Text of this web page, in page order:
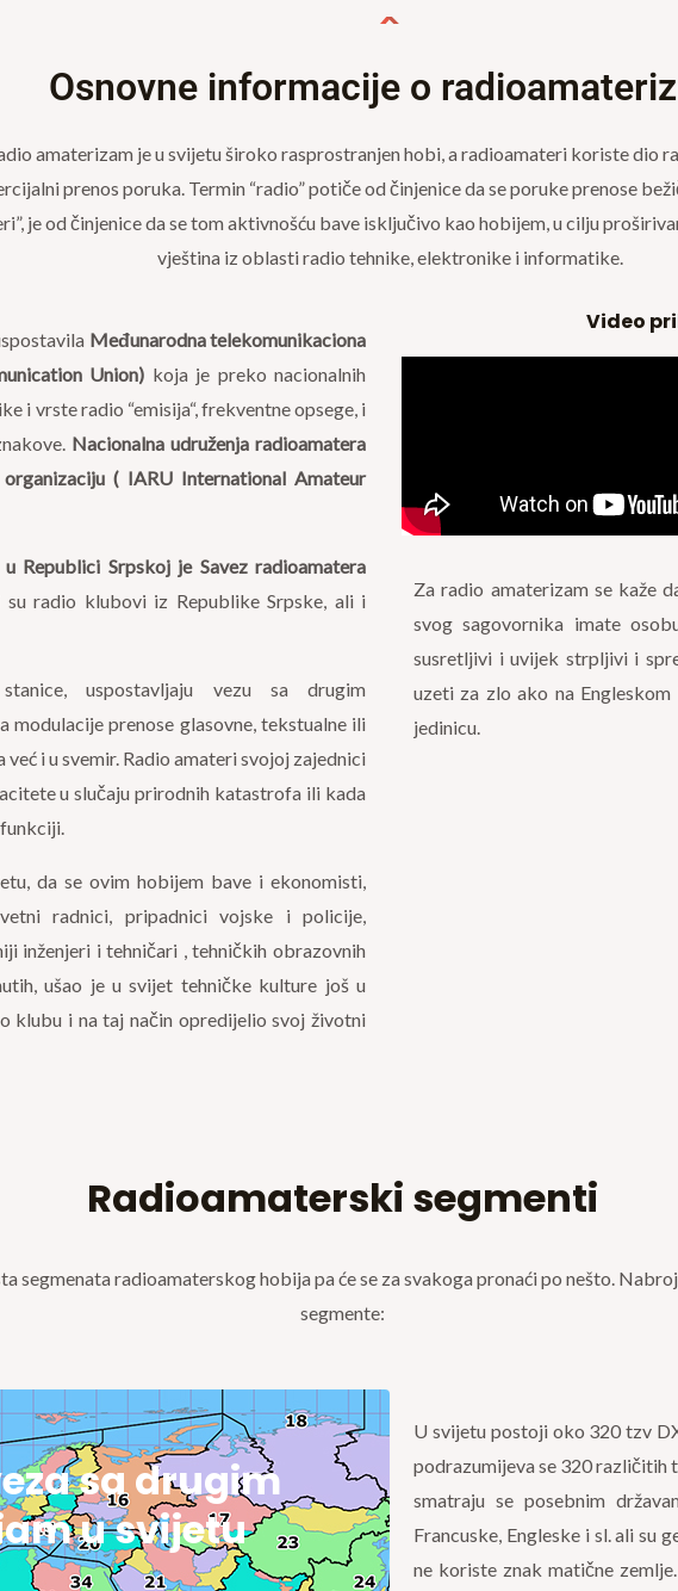
Osnovne informacije o
amaterizam je u svijetu široko rasprostranjen hobi, a radioamateri koriste dio
prenos poruka. Termin “radio” potiče od činjenice da se poruke prenose
je od činjenice da se tom aktivnošću bave isključivo kao hobijem, u cilju
vještina iz oblasti radio tehnike, elektronike i informatike.
Međunarodna telekomunikaciona
Union) koja je preko nacionalnih
i vrste radio “emisija“, frekventne opsege, i
Nacionalna udruženja radioamatera
( IARU International Amateur
Republici Srpskoj je Savez radioamatera
radio klubovi iz Republike Srpske, ali i
uspostavljaju vezu sa drugim
prenose glasovne, tekstualne ili
i u svemir. Radio amateri svojoj zajednici
u slučaju prirodnih katastrofa ili kada
da se ovim hobijem bave i ekonomisti,
radnici, pripadnici vojske i policije,
inženjeri i tehničari , tehničkih obrazovnih
ušao je u svijet tehničke kulture još u
klubu i na taj način opredijelio svoj životni
Video
Za radio amaterizam se kaže
svog sagovornika imate
susretljivi i uvijek strpljivi i
uzeti za zlo ako na
jedinicu.
Radioamaterski segmenti
segmenata radioamaterskog hobija pa će se za svakoga pronaći po nešto.
segmente:
sa drugim
u svijetu
U svijetu postoji oko 320 tzv
podrazumijeva se 320
smatraju se posebnim
Francuske, Engleske i sl. ali su
ne koriste znak matične